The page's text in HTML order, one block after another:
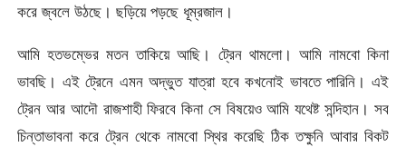
করে জ্বলে উঠছে। ছড়িয়ে পড়ছে ধূম্রজাল।
আমি হতভম্ভের মতন তাকিয়ে আছি। ট্রেন থামলো। আমি নামবো কিনা
ভাবছি। এই ট্রেনে এমন অদ্ভুত যাত্রা হবে কখনোই ভাবতে পারিনি। এই
ট্রেন আর আদৌ রাজশাহী ফিরবে কিনা সে বিষয়েও আমি যথেষ্ট সন্দিহান। সব
চিন্তাভাবনা করে ট্রেন থেকে নামবো স্থির করেছি ঠিক তক্ষুনি আবার বিকট